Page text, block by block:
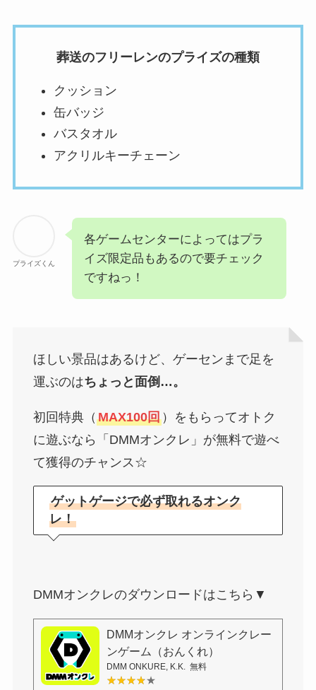
葬送のフリーレンのプライズの種類
クッション
缶バッジ
バスタオル
アクリルキーチェーン
プライズくん
各ゲームセンターによってはプラ
イズ限定品もあるので要チェック
ですねっ！
ほしい景品はあるけど、ゲーセンまで足を
運ぶのはちょっと面倒…。
初回特典（ MAX100回）をもらってオトク
に遊ぶなら「DMMオンクレ」が無料で遊べ
て獲得のチャンス☆
ゲットゲージで必ず取れるオンク
レ！
DMMオンクレのダウンロードはこちら▼
DMMオンクレ オンラインクレー
ンゲーム（おんくれ）
DMM ONKURE, K.K. 無料
★★★★★
★★★★★